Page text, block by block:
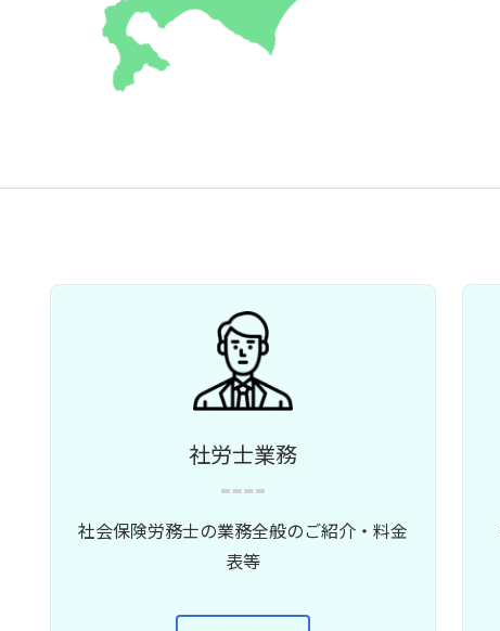
社労士業務
社会保険労務士の業務全般のご紹介・料金
表等